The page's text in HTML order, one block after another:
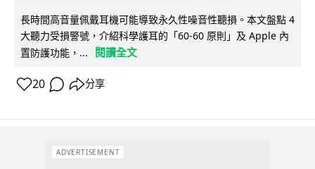
長時間高音量佩戴耳機可能導致永久性噪音性聽損。本文盤點 4
大聽力受損警號，介紹科學護耳的「60-60 原則」及 Apple 內
置防護功能，...
閱讀全文
20 分享
ADVERTISEMENT